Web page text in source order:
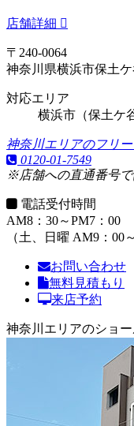
店舗詳細
〒240-0064
神奈川県横浜市保土ケ
対応エリア
横浜市（保土ケ
神奈川エリアのフリ
0120-01-7549
※店舗への直通番号
電話受付時間
AM8：30～PM7：00
（土、日曜 AM9：00
お問い合わせ
無料見積もり
来店予約
神奈川エリアのショ